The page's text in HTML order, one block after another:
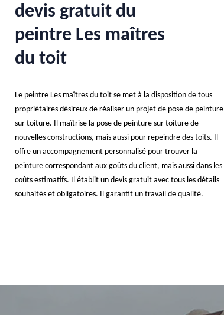
devis gratuit du
peintre Les maîtres
du toit
Le peintre Les maîtres du toit se met à la disposition de tous
propriétaires désireux de réaliser un projet de pose de peinture
sur toiture. Il maîtrise la pose de peinture sur toiture de
nouvelles constructions, mais aussi pour repeindre des toits. Il
offre un accompagnement personnalisé pour trouver la
peinture correspondant aux goûts du client, mais aussi dans les
coûts estimatifs. Il établit un devis gratuit avec tous les détails
souhaités et obligatoires. Il garantit un travail de qualité.